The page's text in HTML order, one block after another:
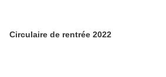
Circulaire de rentrée 2022